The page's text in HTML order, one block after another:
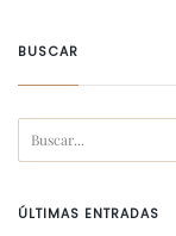
BUSCAR
ÚLTIMAS ENTRADAS